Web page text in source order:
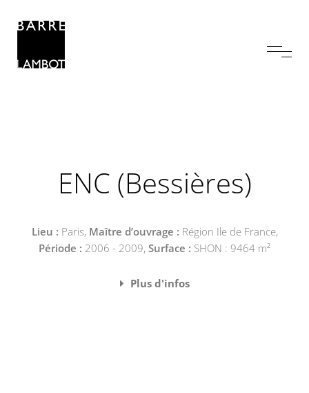
ENC (Bessières)
Lieu : Paris, Maître d’ouvrage : Région Ile de France,
Période : 2006 - 2009, Surface : SHON : 9464 m²
Plus d'infos